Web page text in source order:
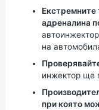
Екстремните
адреналина
на
инжектор ще
при която